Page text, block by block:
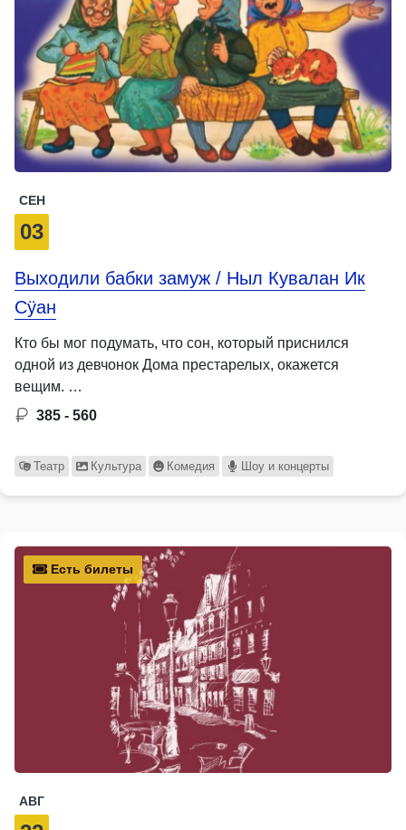
СЕН
03
Выходили бабки замуж / Ныл Кувалан Ик
Сӱан
Кто бы мог подумать, что сон, который приснился
одной из девчонок Дома престарелых, окажется
вещим. …
385 - 560
Театр Культура Комедия Шоу и концерты
Есть билеты
АВГ